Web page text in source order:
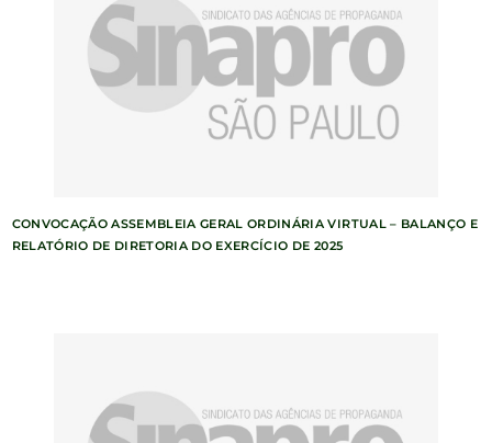
CONVOCAÇÃO ASSEMBLEIA GERAL ORDINÁRIA VIRTUAL – BALANÇO E
RELATÓRIO DE DIRETORIA DO EXERCÍCIO DE 2025